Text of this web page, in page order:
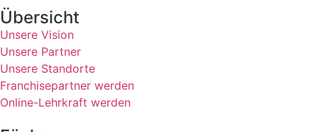
Übersicht
Unsere Vision
Unsere Partner
Unsere Standorte
Franchisepartner werden
Online-Lehrkraft werden